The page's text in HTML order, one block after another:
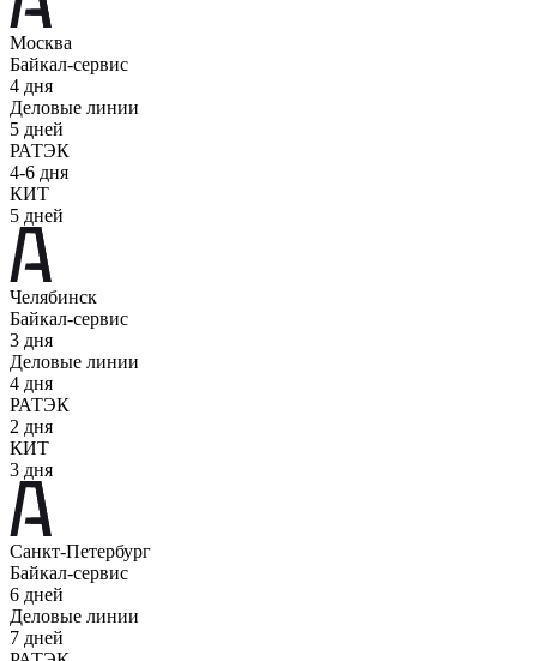
Москва
Байкал-сервис
4 дня
Деловые линии
5 дней
РАТЭК
4-6 дня
КИТ
5 дней
Челябинск
Байкал-сервис
3 дня
Деловые линии
4 дня
РАТЭК
2 дня
КИТ
3 дня
Санкт-Петербург
Байкал-сервис
6 дней
Деловые линии
7 дней